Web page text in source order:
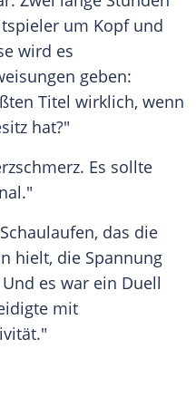
um Kopf und
wird es
geben:
Titel wirklich, wenn
hat?"
Es sollte
das die
hielt, die Spannung
es war ein Duell
mit